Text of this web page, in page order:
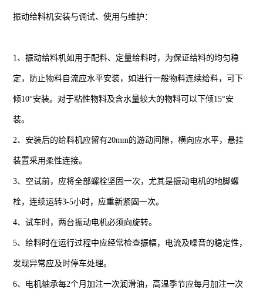
振动给料机安装与调试、使用与维护：
1、振动给料机如用于配料、定量给料时，为保证给料的均匀稳
定，防止物料自流应水平安装，如进行一般物料连续给料，可下
倾10°安装。对于粘性物料及含水量较大的物料可以下倾15°安
装。
2、安装后的给料机应留有20mm的游动间隙，横向应水平，悬挂
装置采用柔性连接。
3、空试前，应将全部螺栓坚固一次，尤其是振动电机的地脚螺
栓，连续运转3-5小时，应重新紧固一次。
4、试车时，两台振动电机必须向旋转。
5、给料时在运行过程中应经常检查振幅，电流及噪音的稳定性，
发现异常应及时停车处理。
6、电机轴承每2个月加注一次润滑油，高温季节应每月加注一次